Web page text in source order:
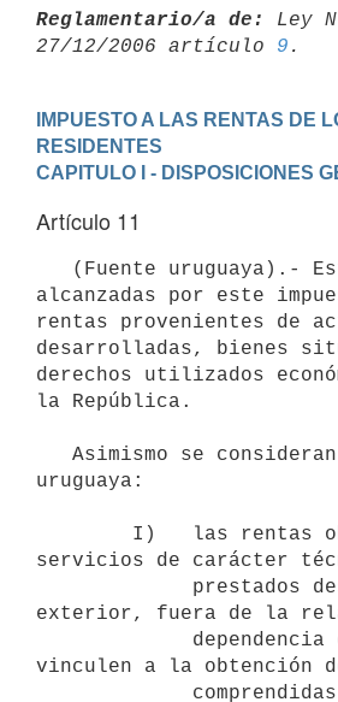
Reglamentario/a de:
Ley
27/12/2006 artículo 9
IMPUESTO A LAS RENTAS DE
RESIDENTES
CAPITULO I - DISPOSICIONES
Artículo 11
alcanzadas por este
rentas provenientes de
desarrolladas, bienes
derechos utilizados
la República.
uruguaya:
servicios de carácter
exterior, fuera de la
vinculen a la obtención